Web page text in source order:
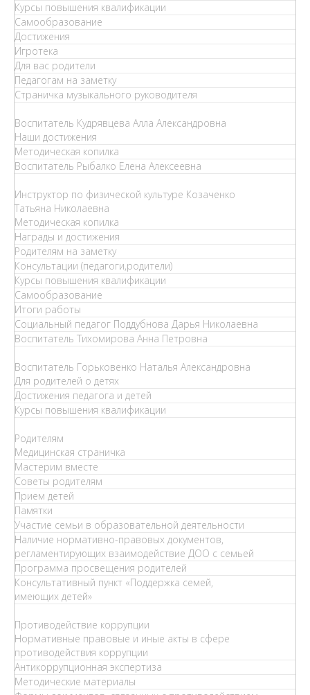
Курсы повышения квалификации
Самообразование
Достижения
Игротека
Для вас родители
Педагогам на заметку
Страничка музыкального руководителя
Воспитатель Кудрявцева Алла Александровна
Наши достижения
Методическая копилка
Воспитатель Рыбалко Елена Алексеевна
Инструктор по физической культуре Козаченко
Татьяна Николаевна
Методическая копилка
Награды и достижения
Родителям на заметку
Консультации (педагоги,родители)
Курсы повышения квалификации
Самообразование
Итоги работы
Социальный педагог Поддубнова Дарья Николаевна
Воспитатель Тихомирова Анна Петровна
Воспитатель Горьковенко Наталья Александровна
Для родителей о детях
Достижения педагога и детей
Курсы повышения квалификации
Родителям
Медицинская страничка
Мастерим вместе
Советы родителям
Прием детей
Памятки
Участие семьи в образовательной деятельности
Наличие нормативно-правовых документов,
регламентирующих взаимодействие ДОО с семьей
Программа просвещения родителей
Консультативный пункт «Поддержка семей,
имеющих детей»
Противодействие коррупции
Нормативные правовые и иные акты в сфере
противодействия коррупции
Антикоррупционная экспертиза
Методические материалы